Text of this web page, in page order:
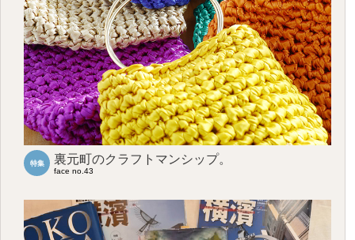
特集 裏元町のクラフトマンシップ。
face no.43